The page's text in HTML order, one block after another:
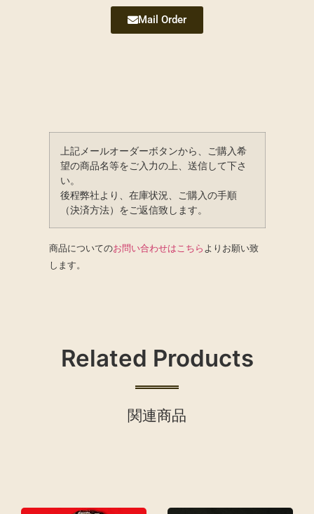
Mail Order
上記メールオーダーボタンから、ご購入希
望の商品名等をご入力の上、送信して下さ
い。
後程弊社より、在庫状況、ご購入の手順
（決済方法）をご返信致します。
商品についてのお問い合わせはこちらよりお願い致
します。
Related Products
関連商品